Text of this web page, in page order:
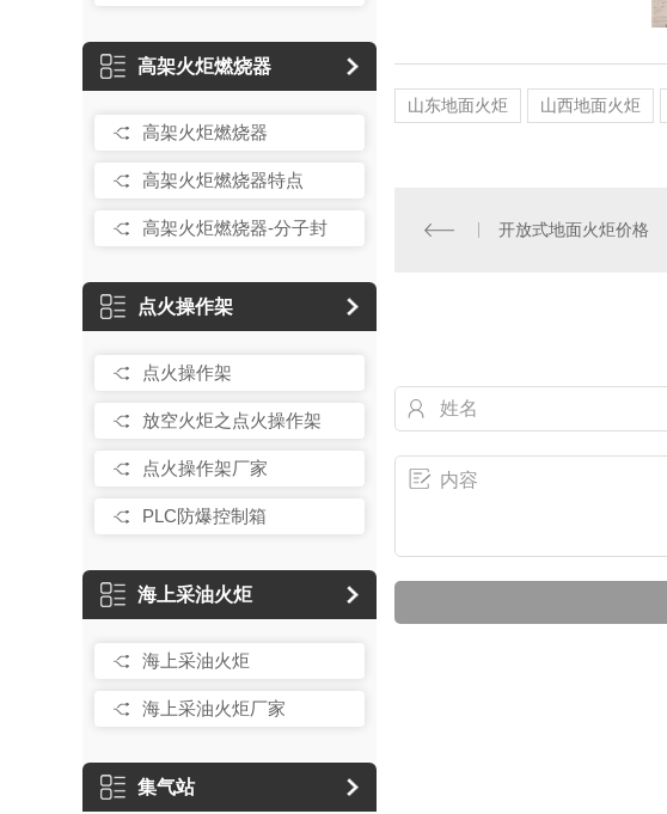
高架火炬燃烧器
高架火炬燃烧器
高架火炬燃烧器特点
高架火炬燃烧器-分子封
点火操作架
点火操作架
放空火炬之点火操作架
点火操作架厂家
PLC防爆控制箱
海上采油火炬
海上采油火炬
海上采油火炬厂家
集气站
山东地面火炬 山西地面火炬
开放式地面火炬价格